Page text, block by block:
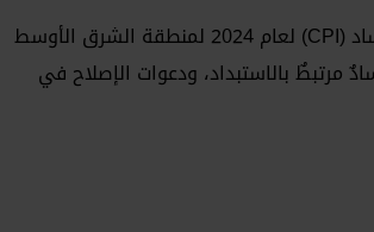
مؤشر مُدرَكات الفساد (CPI) لعام 2024 لمنطقة الشرق الأوسط
مرتبطٌ بالاستبداد، ودعوات الإصلاح في